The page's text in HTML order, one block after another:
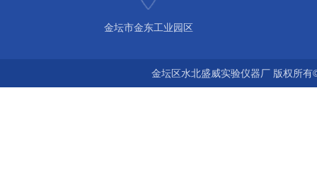
金坛市金东工业园区
金坛区水北盛威实验仪器厂 版权所